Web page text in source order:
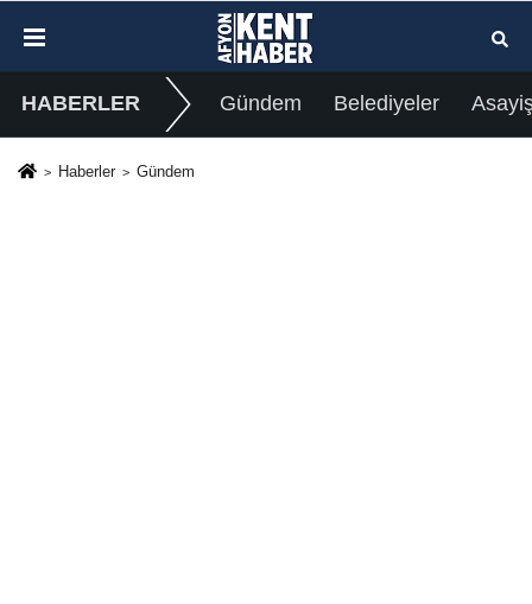
HABERLER Gündem Belediyeler
Haberler Gündem